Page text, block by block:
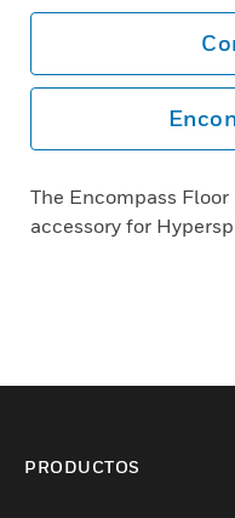
The Encompass
accessory for
PRODUCTOS